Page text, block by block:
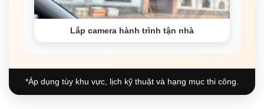
Lắp camera hành trình tận nhà
*Áp dụng tùy khu vực, lịch kỹ thuật và hạng mục thi công.